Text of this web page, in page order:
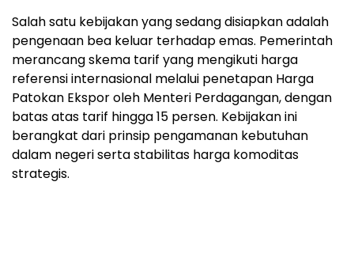
Salah satu kebijakan yang sedang disiapkan adalah
pengenaan bea keluar terhadap emas. Pemerintah
merancang skema tarif yang mengikuti harga
referensi internasional melalui penetapan Harga
Patokan Ekspor oleh Menteri Perdagangan, dengan
batas atas tarif hingga 15 persen. Kebijakan ini
berangkat dari prinsip pengamanan kebutuhan
dalam negeri serta stabilitas harga komoditas
strategis.